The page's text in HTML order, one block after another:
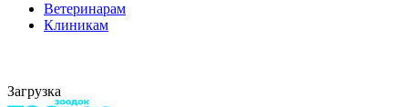
Ветеринарам
Клиникам
Загрузка